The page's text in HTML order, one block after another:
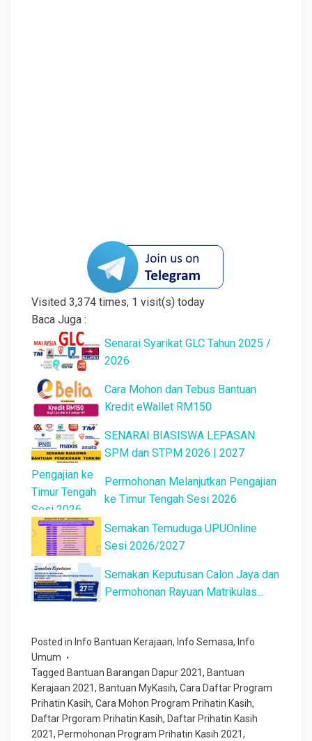
Visited 3,374 times, 1 visit(s) today
Baca Juga :
Senarai Syarikat GLC Tahun 2025 /
2026
Cara Mohon dan Tebus Bantuan
Kredit eWallet RM150
SENARAI BIASISWA LEPASAN
SPM dan STPM 2026 | 2027
Permohonan Melanjutkan Pengajian
ke Timur Tengah Sesi 2026
Semakan Temuduga UPUOnline
Sesi 2026/2027
Semakan Keputusan Calon Jaya dan
Permohonan Rayuan Matrikulas...
Posted in Info Bantuan Kerajaan, Info Semasa, Info
Umum
Tagged Bantuan Barangan Dapur 2021, Bantuan
Kerajaan 2021, Bantuan MyKasih, Cara Daftar Program
Prihatin Kasih, Cara Mohon Program Prihatin Kasih,
Daftar Prgoram Prihatin Kasih, Daftar Prihatin Kasih
2021, Permohonan Program Prihatin Kasih 2021,